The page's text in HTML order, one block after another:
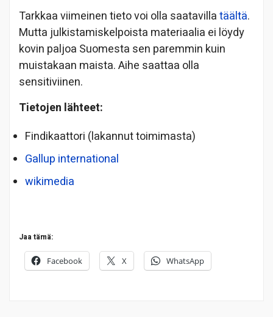
Tarkkaa viimeinen tieto voi olla saatavillatäältä.
Mutta julkistamiskelpoista materiaalia ei löydy
kovin paljoa Suomesta sen paremmin kuin
muistakaan maista. Aihe saattaa olla
sensitiviinen.
Tietojen lähteet:
Findikaattori (lakannut toimimasta)
Gallup international
wikimedia
Jaa tämä:
Facebook X WhatsApp